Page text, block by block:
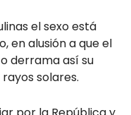
el sexo está
en alusión a que el
derrama así su
solares.